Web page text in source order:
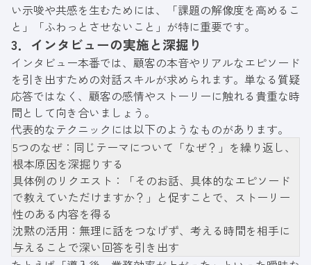
い示唆や共感を生むためには、「課題の解像度を高めるこ
と」「ふわっとさせないこと」が特に重要です。
3．インタビューの実施と深掘り
インタビュー本番では、顧客の本音やリアルなエピソード
を引き出すための対話スキルが求められます。単なる質疑
応答ではなく、顧客の感情やストーリーに触れる貴重な時
間として向き合いましょう。
代表的なテクニックには以下のようなものがあります。
5つのなぜ：同じテーマについて「なぜ？」を繰り返し、
根本原因を深掘りする
具体例のリクエスト：「そのお話、具体的なエピソード
で教えていただけますか？」と促すことで、ストーリー
性のある内容を得る
沈黙の活用：無理に話をつなげず、考える時間を相手に
与えることで深い回答を引き出す